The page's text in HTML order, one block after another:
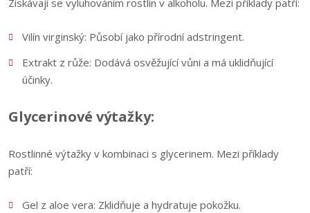
Získávají se vyluhováním rostlin v alkoholu. Mezi příklady patří:
Vilín virginský: Působí jako přírodní adstringent.
Extrakt z růže: Dodává osvěžující vůni a má uklidňující
účinky.
Glycerinové výtažky:
Rostlinné výtažky v kombinaci s glycerinem. Mezi příklady
patří:
Gel z aloe vera: Zklidňuje a hydratuje pokožku.